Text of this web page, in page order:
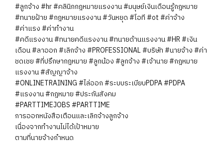
#ลูกจ้าง#hr#คลินิกกฎหมายแรงงาน#มนุษย์เงินเดือนรู้กฎหมาย
#ทนายฝ้าย#กฎหมายแรงงาน#วันหยุด#โอที#ot#ค่าจ้าง
#ค่าแรง#ค่าทำงาน
#คดีแรงงาน#ทนายคดีแรงงาน#ทนายด้านแรงงาน#HR#เงิน
เดือน#ลาออก#เลิกจ้าง#PROFESSIONAL#บริษัท#นายจ้าง#ค่า
ชดเชย#ที่ปรึกษากฎหมาย#ลูกน้อง#ลูกจ้าง#เจ้านาย#กฎหมาย
แรงงาน#สัญญาจ้าง
#ONLINETRAINING#ไล่ออก#ระบบระเบียบPDPA#PDPA
#แรงงาน#กฎหมาย#ประกันสังคม
#PARTTIMEJOBS#PARTTIME
การออกหนังสือเตือนและเลิกจ้างลูกจ้าง
เนื่องจากทำงานไม่ได้เป้าหมาย
ตามที่นายจ้างกำหนด